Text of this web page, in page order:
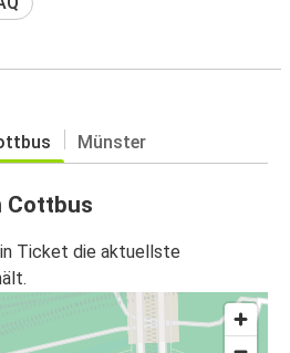
Münster
Cottbus
Ticket die aktuellste